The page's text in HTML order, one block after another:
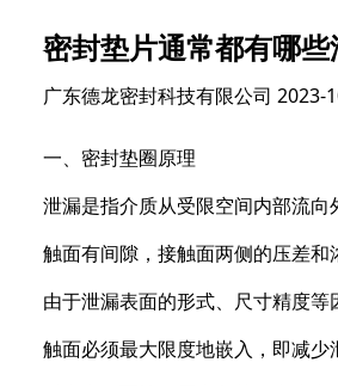
密封垫片通常都有哪
广东德龙密封科技有限公司 2023-
一、密封垫圈原理
泄漏是指介质从受限空间内部流
触面有间隙，接触面两侧的压差和
由于泄漏表面的形式、尺寸精度
触面必须最大限度地嵌入，即减少